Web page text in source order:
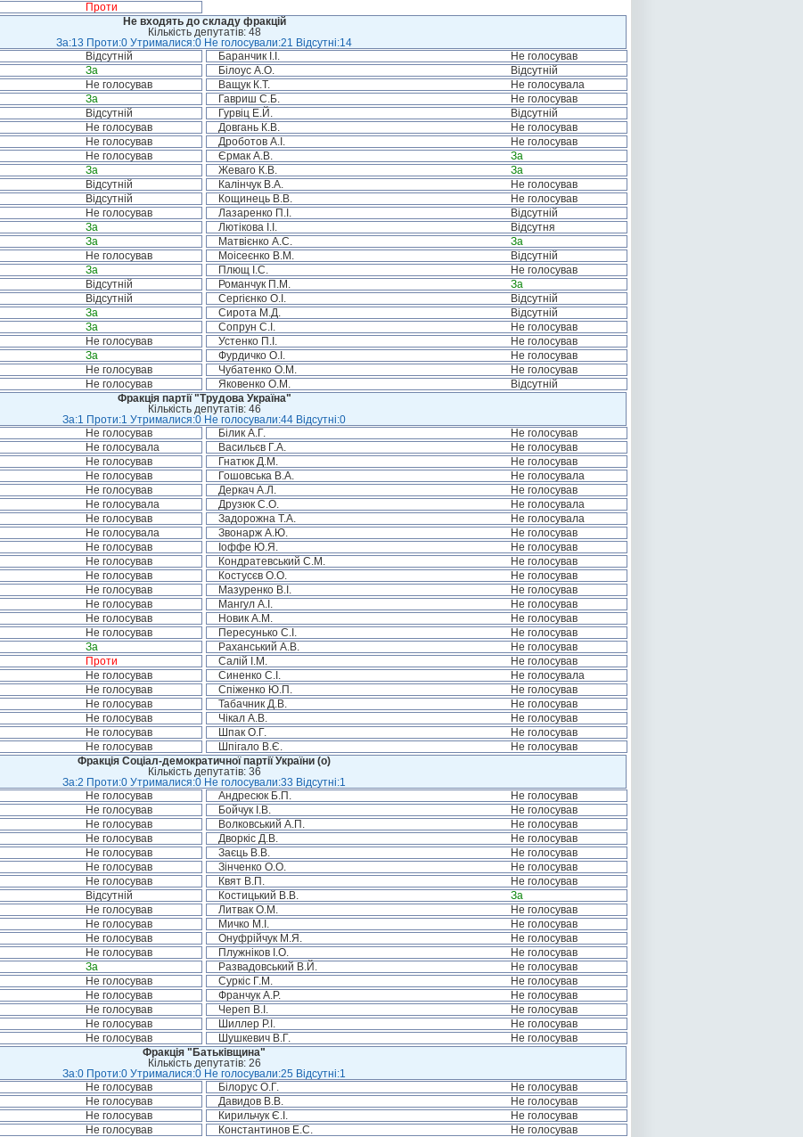
Проти
Не входять до складу фракцій
Кількість депутатів: 48
За:13 Проти:0 Утрималися:0 Не голосували:21 Відсутні:14
Відсутній Баранчик І.І.
Не голосував
За Білоус А.О.
Відсутній
Не голосував Ващук К.Т.
Не голосувала
За Гавриш С.Б.
Не голосував
Відсутній Гурвіц Е.Й.
Відсутній
Не голосував Довгань К.В.
Не голосував
Не голосував Дроботов А.І.
Не голосував
Не голосував Єрмак А.В.
За
За Жеваго К.В.
За
Відсутній Калінчук В.А.
Не голосував
Відсутній Кощинець В.В.
Не голосував
Не голосував Лазаренко П.І.
Відсутній
За Лютікова І.І.
Відсутня
За Матвієнко А.С.
За
Не голосував Моісеєнко В.М.
Відсутній
За Плющ І.С.
Не голосував
Відсутній Романчук П.М.
За
Відсутній Сергієнко О.І.
Відсутній
За Сирота М.Д.
Відсутній
За Сопрун С.І.
Не голосував
Не голосував Устенко П.І.
Не голосував
За Фурдичко О.І.
Не голосував
Не голосував Чубатенко О.М.
Не голосував
Не голосував Яковенко О.М.
Відсутній
Фракція партії "Трудова Україна"
Кількість депутатів: 46
За:1 Проти:1 Утрималися:0 Не голосували:44 Відсутні:0
Не голосував Білик А.Г.
Не голосував
Не голосувала Васильєв Г.А.
Не голосував
Не голосував Гнатюк Д.М.
Не голосував
Не голосував Гошовська В.А.
Не голосувала
Не голосував Деркач А.Л.
Не голосував
Не голосувала Друзюк С.О.
Не голосувала
Не голосував Задорожна Т.А.
Не голосувала
Не голосувала Звонарж А.Ю.
Не голосував
Не голосував Іоффе Ю.Я.
Не голосував
Не голосував Кондратевський С.М.
Не голосував
Не голосував Костусєв О.О.
Не голосував
Не голосував Мазуренко В.І.
Не голосував
Не голосував Мангул А.І.
Не голосував
Не голосував Новик А.М.
Не голосував
Не голосував Пересунько С.І.
Не голосував
За Раханський А.В.
Не голосував
Проти Салій І.М.
Не голосував
Не голосував Синенко С.І.
Не голосувала
Не голосував Спіженко Ю.П.
Не голосував
Не голосував Табачник Д.В.
Не голосував
Не голосував Чікал А.В.
Не голосував
Не голосував Шпак О.Г.
Не голосував
Не голосував Шпігало В.Є.
Не голосував
Фракція Соціал-демократичної партії України (о)
Кількість депутатів: 36
За:2 Проти:0 Утрималися:0 Не голосували:33 Відсутні:1
Не голосував Андресюк Б.П.
Не голосував
Не голосував Бойчук І.В.
Не голосував
Не голосував Волковський А.П.
Не голосував
Не голосував Дворкіс Д.В.
Не голосував
Не голосував Заєць В.В.
Не голосував
Не голосував Зінченко О.О.
Не голосував
Не голосував Квят В.П.
Не голосував
Відсутній Костицький В.В.
За
Не голосував Литвак О.М.
Не голосував
Не голосував Мичко М.І.
Не голосував
Не голосував Онуфрійчук М.Я.
Не голосував
Не голосував Плужніков І.О.
Не голосував
За Развадовський В.Й.
Не голосував
Не голосував Суркіс Г.М.
Не голосував
Не голосував Франчук А.Р.
Не голосував
Не голосував Череп В.І.
Не голосував
Не голосував Шиллер Р.І.
Не голосував
Не голосував Шушкевич В.Г.
Не голосував
Фракція "Батьківщина"
Кількість депутатів: 26
За:0 Проти:0 Утрималися:0 Не голосували:25 Відсутні:1
Не голосував Білорус О.Г.
Не голосував
Не голосував Давидов В.В.
Не голосував
Не голосував Кирильчук Є.І.
Не голосував
Не голосував Константинов Е.С.
Не голосував